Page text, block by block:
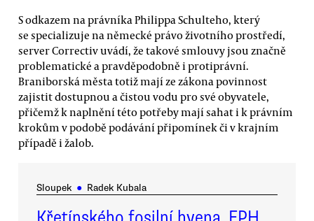
S odkazem na právníka Philippa Schulteho, který
se specializuje na německé právo životního prostředí,
server Correctiv uvádí, že takové smlouvy jsou značně
problematické a pravděpodobně i protiprávní.
Braniborská města totiž mají ze zákona povinnost
zajistit dostupnou a čistou vodu pro své obyvatele,
přičemž k naplnění této potřeby mají sahat i k právním
krokům v podobě podávání připomínek či v krajním
případě i žalob.
Sloupek ● Radek Kubala